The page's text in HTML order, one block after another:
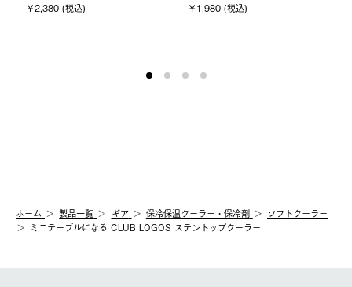
￥2,380 (税込) ￥1,980 (税込)
ホーム 製品⼀覧 ギア 保冷保温クーラー・保冷剤
ソフトクーラー
ミニテーブルになる CLUB LOGOS ステントップクーラー